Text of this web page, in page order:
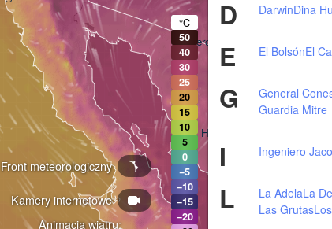
D DarwinDina
E El BolsónEl
G General
Guardia Mitre
I Ingeniero
L La AdelaLa
Las Grutas
Animacja wiatru:
Kamery internetowe
Front meteorologiczny
Hermosillo
Heroica Nogales
Ciudad Obregón
°C
50
40
30
25
20
15
10
5
0
−5
−10
−15
−20